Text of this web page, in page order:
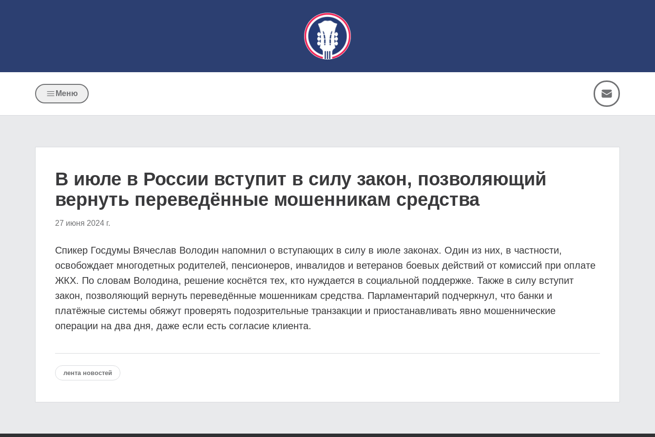
Меню
В июле в России вступит в силу закон, позволяющий
вернуть переведённые мошенникам средства
27 июня 2024 г.
Спикер Госдумы Вячеслав Володин напомнил о вступающих в силу в июле законах. Один из них, в частности,
освобождает многодетных родителей, пенсионеров, инвалидов и ветеранов боевых действий от комиссий при оплате
ЖКХ. По словам Володина, решение коснётся тех, кто нуждается в социальной поддержке. Также в силу вступит
закон, позволяющий вернуть переведённые мошенникам средства. Парламентарий подчеркнул, что банки и
платёжные системы обяжут проверять подозрительные транзакции и приостанавливать явно мошеннические
операции на два дня, даже если есть согласие клиента.
лента новостей